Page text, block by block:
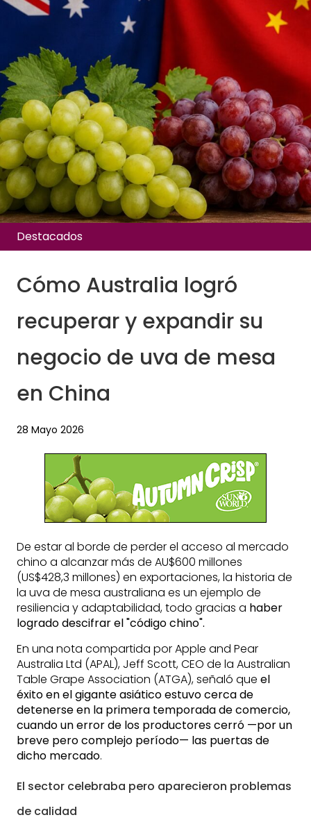
Destacados
Cómo Australia logró
recuperar y expandir su
negocio de uva de mesa
en China
28 Mayo 2026
De estar al borde de perder el acceso al mercado
chino a alcanzar más de AU$600 millones
(US$428,3 millones) en exportaciones, la historia de
la uva de mesa australiana es un ejemplo de
resiliencia y adaptabilidad, todo gracias a haber
logrado descifrar el "código chino".
En una nota compartida por Apple and Pear
Australia Ltd (APAL), Jeff Scott, CEO de la Australian
Table Grape Association (ATGA), señaló que el
éxito en el gigante asiático estuvo cerca de
detenerse en la primera temporada de comercio,
cuando un error de los productores cerró —por un
breve pero complejo período— las puertas de
dicho mercado.
El sector celebraba pero aparecieron problemas
de calidad